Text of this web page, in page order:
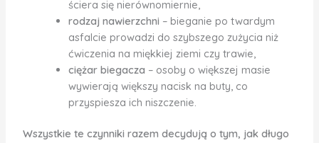
ściera się nierównomiernie,
rodzaj nawierzchni – bieganie po twardym
asfalcie prowadzi do szybszego zużycia niż
ćwiczenia na miękkiej ziemi czy trawie,
ciężar biegacza – osoby o większej masie
wywierają większy nacisk na buty, co
przyspiesza ich niszczenie.
Wszystkie te czynniki razem decydują o tym, jak długo